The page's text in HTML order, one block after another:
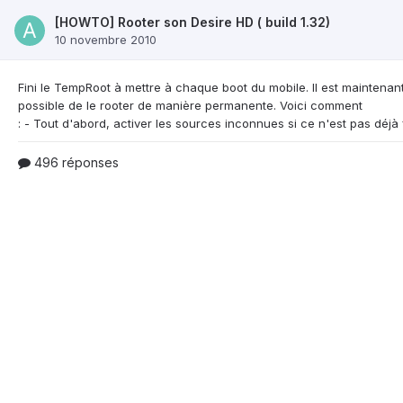
[HOWTO] Rooter son Desire HD ( build 1.32)
10 novembre 2010
Fini le TempRoot à mettre à chaque boot du mobile. Il est
possible de le rooter de manière permanente. Voici comment
496 réponses